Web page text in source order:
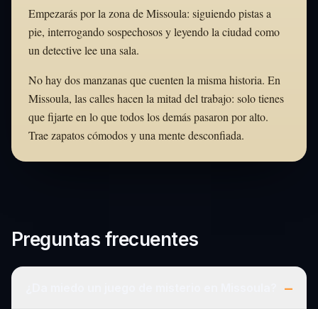
Empezarás por la zona de Missoula: siguiendo pistas a
pie, interrogando sospechosos y leyendo la ciudad como
un detective lee una sala.
No hay dos manzanas que cuenten la misma historia. En
Missoula, las calles hacen la mitad del trabajo: solo tienes
que fijarte en lo que todos los demás pasaron por alto.
Trae zapatos cómodos y una mente desconfiada.
Preguntas frecuentes
–